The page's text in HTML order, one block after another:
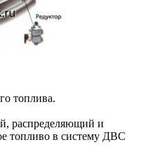
топлива.
распределяющий и
топливо в систему ДВС